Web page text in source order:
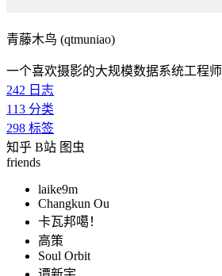
青藤木鸟 (qtmuniao)
一个喜欢摄影的大规模数据系统工程师
242 日志
113 分类
298 标签
知乎 B站 图虫
friends
laike9m
Changkun Ou
卡瓦邦噶！
高策
Soul Orbit